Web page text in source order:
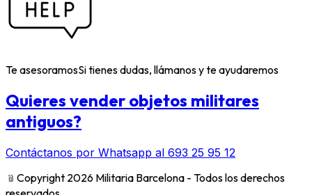
Te asesoramosSi tienes dudas, llámanos y te ayudaremos
Quieres vender objetos militares
antiguos?
Contáctanos por Whatsapp al 693 25 95 12
﹫ Copyright 2026 Militaria Barcelona - Todos los derechos